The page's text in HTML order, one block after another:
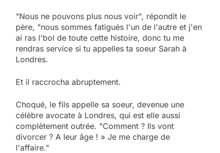
"Nous ne pouvons plus nous voir", répondit le
père, "nous sommes fatigués l'un de l'autre et j'en
ai ras l'bol de toute cette histoire, donc tu me
rendras service si tu appelles ta soeur Sarah à
Londres.
Et il raccrocha abruptement.
Choqué, le fils appelle sa soeur, devenue une
célèbre avocate à Londres, qui est elle aussi
complètement outrée. "Comment ? Ils vont
divorcer ? A leur âge ! » Je me charge de
l'affaire."